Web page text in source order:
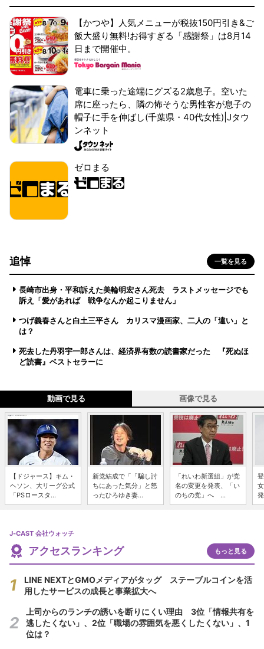
【かつや】人気メニューが税抜150円引き&ご
飯大盛り無料!お得すぎる「感謝祭」は8月14
日まで開催中。
電車に乗った途端にグズる2歳息子。空いた
席に座ったら、隣の怖そうな男性客が息子の
帽子に手を伸ばし(千葉県・40代女性)|Jタウ
ンネット
ゼロまる
追悼 一覧を見る
長崎市出身・平和訴えた美輪明宏さん死去 ラストメッセージでも
訴え「愛があれば 戦争なんか起こりません」
つげ義春さんと白土三平さん カリスマ漫画家、二人の「違い」と
は？
死去した丹羽宇一郎さんは、経済界有数の読書家だった 『死ぬほ
ど読書』ベストセラーに
動画で見る 画像で見る
【ドジャース】キム・
ヘソン、大リーグ公式
「PSロースタ...
新党結成で「「騙し討
ちにあった気分」と怒
ったひろゆき妻...
「れいわ新選組」が党
名の変更を発表、「い
のちの党」へ ...
J-CAST 会社ウォッチ
アクセスランキング もっと見る
LINE NEXTとGMOメディアがタッグ ステーブルコインを活
用したサービスの成長と事業拡大へ
上司からのランチの誘いを断りにくい理由 3位「情報共有を
逃したくない」、2位「職場の雰囲気を悪くしたくない」、1
位は？